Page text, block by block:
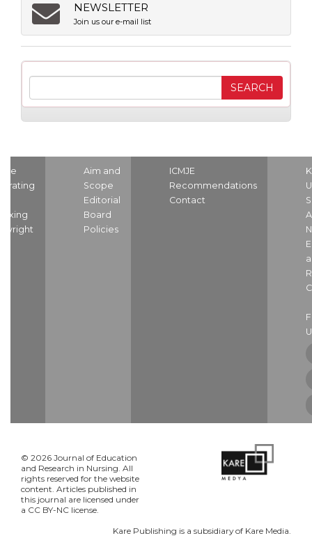
NEWSLETTER
Join us our e-mail list
Aim and
Scope
Editorial
Board
Policies
ICMJE
Recommendations
Contact
© 2026 Journal of Education
and Research in Nursing. All
rights reserved for the website
content. Articles published in
this journal are licensed under
a CC BY-NC license.
Kare Publishing is a subsidiary of Kare Media.